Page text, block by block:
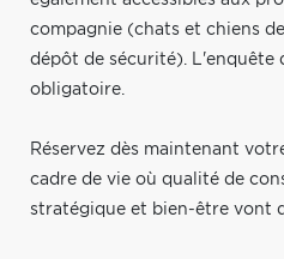
compagnie (chats et chiens
dépôt de sécurité). L'enquête
obligatoire.
Réservez dès maintenant
cadre de vie où qualité de
stratégique et bien-être vont